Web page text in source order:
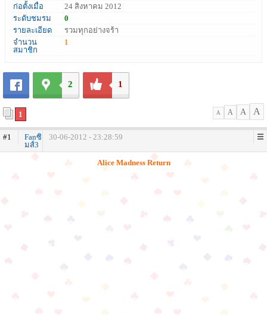
ก่อตั้งเมื่อ
24 สิงหาคม 2012
ระดับชมรม
0
รายละเอียด
รวมทุกอย่างจร้า
จำนวน
สมาชิก
1
2 1
1 A A A A
#1
Fanซิ
มส์3
30-06-2012 - 23:28:59
Alice Madness Return